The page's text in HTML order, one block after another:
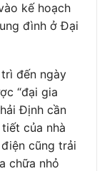
kế hoạch
đình ở Đại
đến ngày
“đại gia
Định cần
của nhà
cũng trải
chữa nhỏ